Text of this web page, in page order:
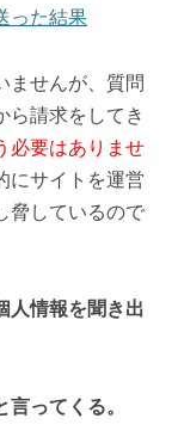
った結果
ませんが、質問
ら請求をしてき
必要はありませ
にサイトを運営
脅しているので
人情報を聞き出
ってくる。